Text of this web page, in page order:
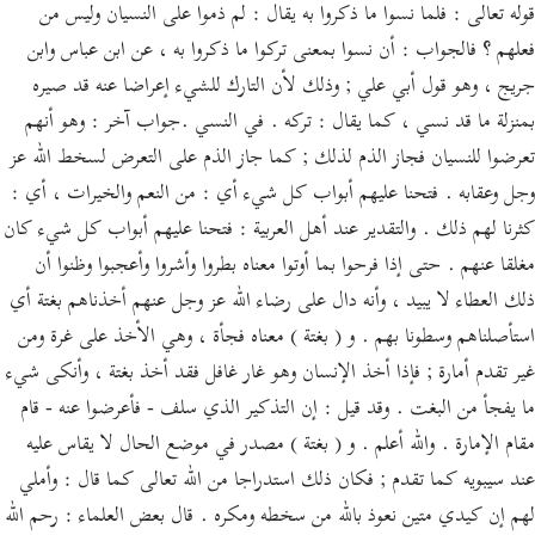
قوله تعالى : فلما نسوا ما ذكروا به يقال : لم ذموا على النسيان وليس من
فعلهم ؟ فالجواب : أن نسوا بمعنى تركوا ما ذكروا به ، عن ابن عباس وابن
جريج ، وهو قول أبي علي ; وذلك لأن التارك للشيء إعراضا عنه قد صيره
بمنزلة ما قد نسي ، كما يقال : تركه . في النسي .جواب آخر : وهو أنهم
تعرضوا للنسيان فجاز الذم لذلك ; كما جاز الذم على التعرض لسخط الله عز
وجل وعقابه . فتحنا عليهم أبواب كل شيء أي : من النعم والخيرات ، أي :
كثرنا لهم ذلك . والتقدير عند أهل العربية : فتحنا عليهم أبواب كل شيء كان
مغلقا عنهم . حتى إذا فرحوا بما أوتوا معناه بطروا وأشروا وأعجبوا وظنوا أن
ذلك العطاء لا يبيد ، وأنه دال على رضاء الله عز وجل عنهم أخذناهم بغتة أي
استأصلناهم وسطونا بهم . و ( بغتة ) معناه فجأة ، وهي الأخذ على غرة ومن
غير تقدم أمارة ; فإذا أخذ الإنسان وهو غار غافل فقد أخذ بغتة ، وأنكى شيء
ما يفجأ من البغت . وقد قيل : إن التذكير الذي سلف - فأعرضوا عنه - قام
مقام الإمارة . والله أعلم . و ( بغتة ) مصدر في موضع الحال لا يقاس عليه
عند سيبويه كما تقدم ; فكان ذلك استدراجا من الله تعالى كما قال : وأملي
لهم إن كيدي متين نعوذ بالله من سخطه ومكره . قال بعض العلماء : رحم الله